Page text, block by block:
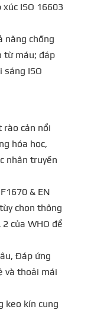
ISO 16603
năng chống
từ máu; đáp
sáng ISO
rào cản nổi
hóa học,
nhân truyền
& EN
chọn thông
của WHO để
Đáp ứng
và thoải mái
keo kín cung